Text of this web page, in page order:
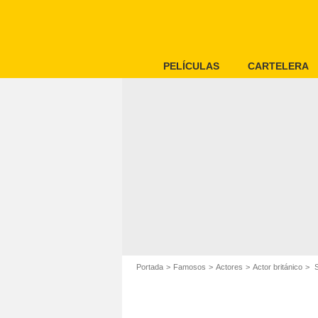
PELÍCULAS CARTELERA
Portada Famosos Actores Actor británico